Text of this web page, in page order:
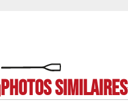
Photos similaires